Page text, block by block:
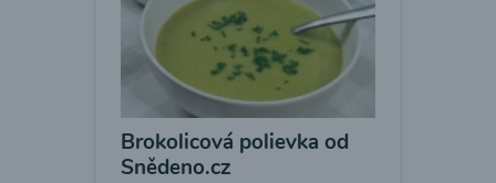
Brokolicová polievka od
Snědeno.cz